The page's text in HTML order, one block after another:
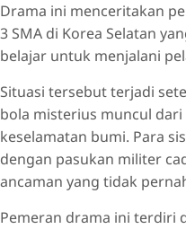
Drama ini menceritakan
3 SMA di Korea Selatan
belajar untuk menjalani
Situasi tersebut terjadi
bola misterius muncul
keselamatan bumi. Para
dengan pasukan militer
ancaman yang tidak
Pemeran drama ini terdiri